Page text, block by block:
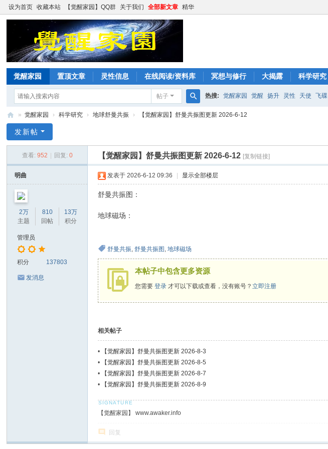
设为首页 收藏本站 【觉醒家园】QQ群 关于我们 全部新文章 精华
觉醒家园 置顶文章 灵性信息 在线阅读/资料库 冥想与修行 大揭露 科学研究
帖子
搜
热搜: 觉醒家园 觉醒 扬升 灵性 天使 飞碟
醒
园
» 觉醒家园 › 科学研究 › 地球舒曼共振 › 【觉醒家园】舒曼共振图更新 2026-6-12
发新帖
查看: 952 回复: 0 【觉醒家园】舒曼共振图更新 2026-6-12 [复制链接]
明曲
2万
主题
810
回帖
13万
积分
管理员
积分 137803
发消息
发表于 2026-6-12 09:36 显示全部楼层
舒曼共振图：
地球磁场：
舒曼共振,舒曼共振图 ,地球磁场
本帖子中包含更多资源
您需要登录 才可以下载或查看，没有账号？立即注册
相关帖子
• 【觉醒家园】舒曼共振图更新 2026-8-3
•
【觉醒家园】舒曼共振图更新 2026-8-5
•
【觉醒家园】舒曼共振图更新 2026-8-7
•
【觉醒家园】舒曼共振图更新 2026-8-9
【觉醒家园】 www.awaker.info
回复